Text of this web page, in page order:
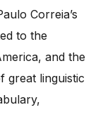
Correia’s
to the
and the
great linguistic